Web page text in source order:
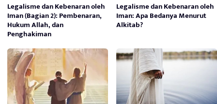
Legalisme dan Kebenaran oleh
Iman (Bagian 2): Pembenaran,
Hukum Allah, dan
Penghakiman
Legalisme dan Kebenaran oleh
Iman: Apa Bedanya Menurut
Alkitab?